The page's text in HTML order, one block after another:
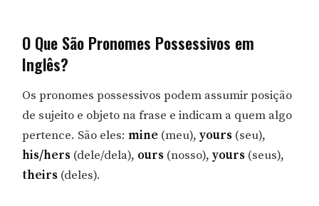
O Que São Pronomes Possessivos em
Inglês?
Os pronomes possessivos podem assumir posição
de sujeito e objeto na frase e indicam a quem algo
pertence. São eles:mine (meu),yours (seu),
his/hers (dele/dela), ours (nosso),yours (seus),
theirs (deles).